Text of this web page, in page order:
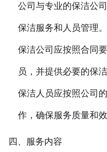
公司与专业的保洁公
保洁服务和人员管理。
保洁公司应按照合同
员，并提供必要的保
保洁人员应按照公司
作，确保服务质量和效
四、服务内容